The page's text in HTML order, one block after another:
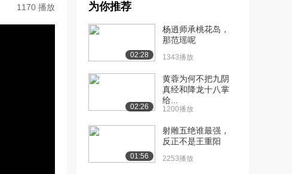
1170 播放 为你推荐
02:28
杨逍师承桃花岛，
那范瑶呢
1343播放
02:26
黄蓉为何不把九阴
真经和降龙十八掌
给...
1200播放
01:56
射雕五绝谁最强，
反正不是王重阳
2253播放